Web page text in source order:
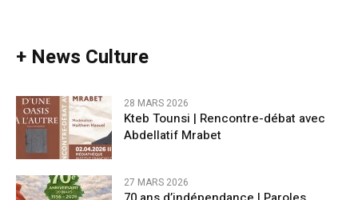
+ News Culture
28 MARS 2026
Kteb Tounsi | Rencontre-débat avec
Abdellatif Mrabet
27 MARS 2026